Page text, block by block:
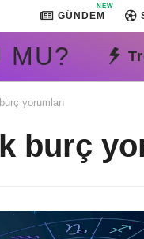
GÜNDEM
NEW
MU?
yorumları
burç